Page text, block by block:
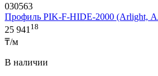
030563
Профиль PIK-F-HIDE-2000 (Arlight,
25 941 18
₸/м
В наличии